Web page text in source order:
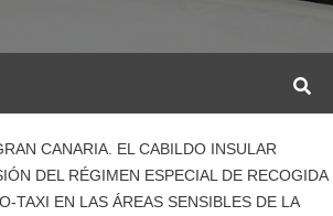
CANARIA. EL CABILDO INSULAR
DEL RÉGIMEN ESPECIAL DE RECOGIDA
TAXI EN LAS ÁREAS SENSIBLES DE LA